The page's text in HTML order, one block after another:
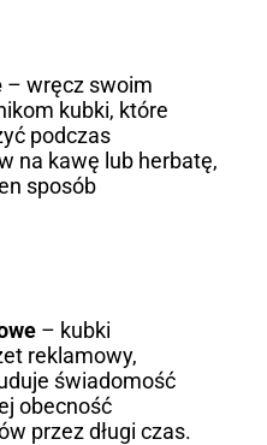
– wręcz swoim
kubki, które
podczas
na kawę lub herbatę,
sposób
– kubki
reklamowy,
świadomość
obecność
przez długi czas.